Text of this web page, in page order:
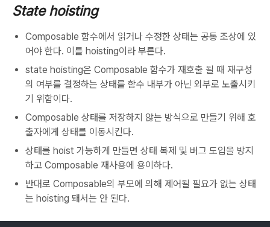
State hoisting
Composable 함수에서 읽거나 수정한 상태는 공통 조상에 있
어야 한다. 이를 hoisting이라 부른다.
state hoisting은 Composable 함수가 재호출 될 때 재구성
의 여부를 결정하는 상태를 함수 내부가 아닌 외부로 노출시키
기 위함이다.
Composable 상태를 저장하지 않는 방식으로 만들기 위해 호
출자에게 상태를 이동시킨다.
상태를 hoist 가능하게 만들면 상태 복제 및 버그 도입을 방지
하고 Composable 재사용에 용이하다.
반대로 Composable의 부모에 의해 제어될 필요가 없는 상태
는 hoisting 돼서는 안 된다.